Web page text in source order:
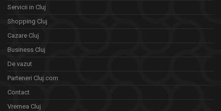
Servicii in Cluj
Shopping Cluj
Cazare Cluj
Business Cluj
De vazut
Parteneri Cluj.com
Contact
Vremea Cluj